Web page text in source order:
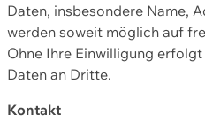
Daten, insbesondere Name,
werden soweit möglich auf
Ohne Ihre Einwilligung
Daten an Dritte.
Kontakt